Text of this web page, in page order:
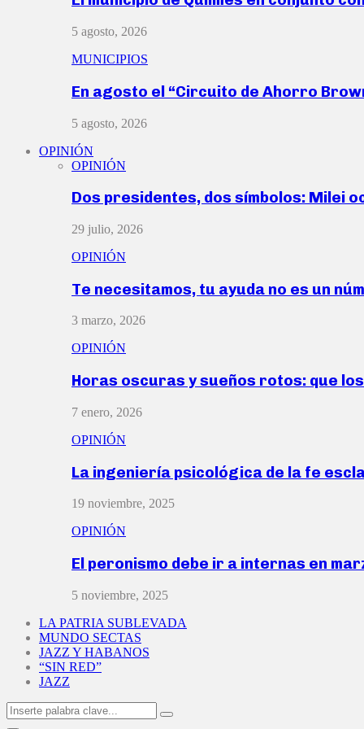
5 agosto, 2026
MUNICIPIOS
En agosto el “Circuito de Ahorro
5 agosto, 2026
OPINIÓN
OPINIÓN
Dos presidentes, dos símbolos: Milei
29 julio, 2026
OPINIÓN
Te necesitamos, tu ayuda no es un
3 marzo, 2026
OPINIÓN
Horas oscuras y sueños rotos: que
7 enero, 2026
OPINIÓN
La ingeniería psicológica de la fe
19 noviembre, 2025
OPINIÓN
El peronismo debe ir a internas en
5 noviembre, 2025
LA PATRIA SUBLEVADA
MUNDO SECTAS
JAZZ Y HABANOS
“SIN RED”
JAZZ
Search
for:
Search